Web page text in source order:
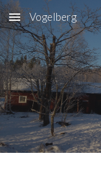
Skip to main content
Vogelberg